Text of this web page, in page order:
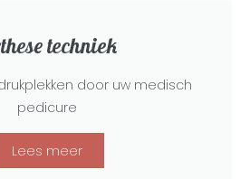
techniek
door uw medisch
pedicure
Lees meer